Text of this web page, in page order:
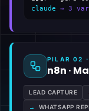
claude → 3
PILAR 02
n8n ·
LEAD CAPTURE
→ WHATSAPP